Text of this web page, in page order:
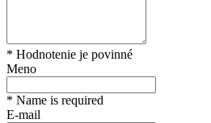
* Hodnotenie je povinné
Meno
* Name is required
E-mail